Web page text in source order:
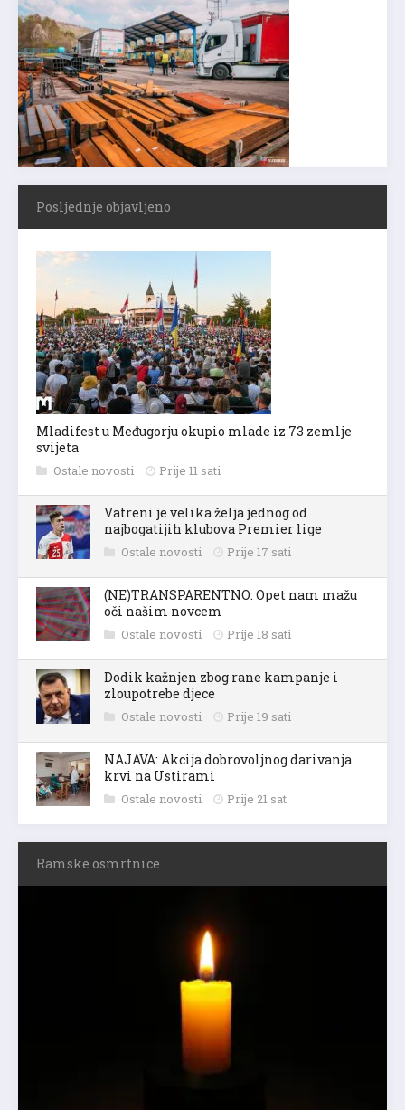
Posljednje objavljeno
Mladifest u Međugorju okupio mlade iz 73 zemlje
svijeta
Ostale novosti Prije 11 sati
Vatreni je velika želja jednog od
najbogatijih klubova Premier lige
Ostale novosti Prije 17 sati
(NE)TRANSPARENTNO: Opet nam mažu
oči našim novcem
Ostale novosti Prije 18 sati
Dodik kažnjen zbog rane kampanje i
zloupotrebe djece
Ostale novosti Prije 19 sati
NAJAVA: Akcija dobrovoljnog darivanja
krvi na Ustirami
Ostale novosti Prije 21 sat
Ramske osmrtnice